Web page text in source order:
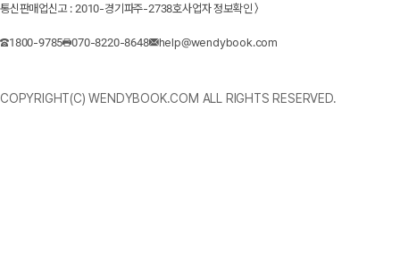
통신판매업신고 : 2010-경기파주-2738호사업자 정보확인 〉
1800-9785 070-8220-8648 help@wendybook.com
COPYRIGHT(C) WENDYBOOK.COM ALL RIGHTS RESERVED.